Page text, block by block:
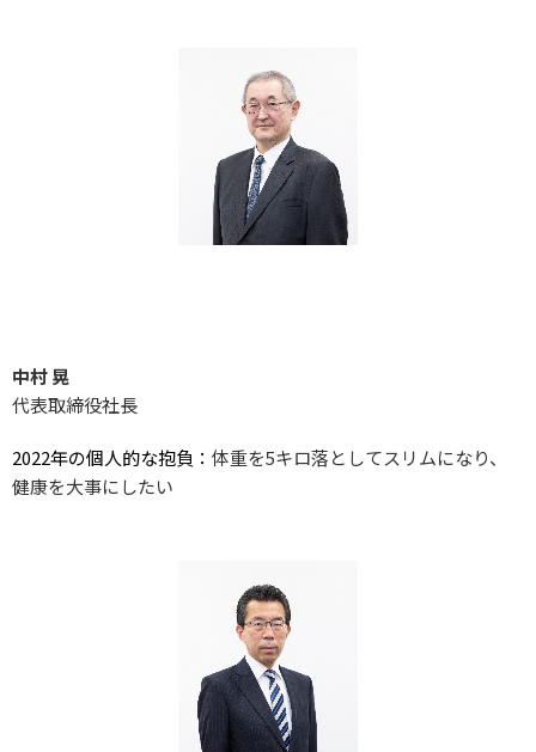
中村 晃
代表取締役社長
2022年の個人的な抱負： 体重を5キロ落としてスリムになり、
健康を大事にしたい